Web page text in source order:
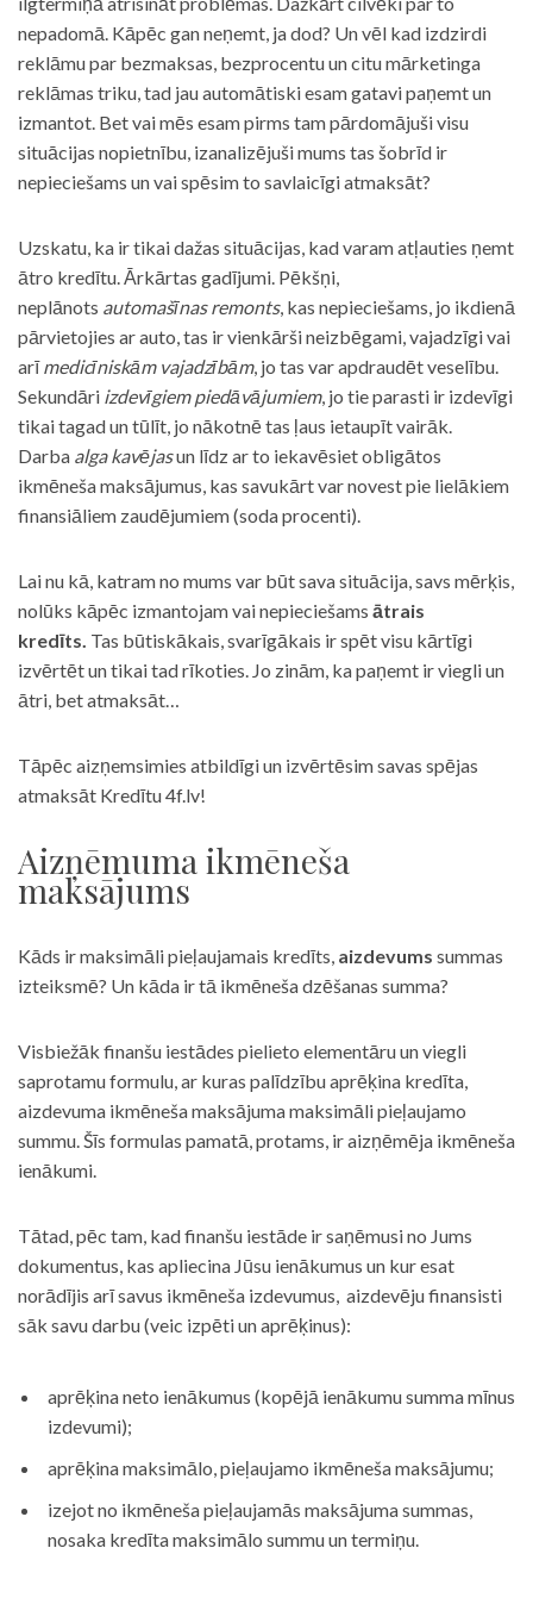
nepadomā. Kāpēc gan neņemt, ja dod? Un vēl kad izdzirdi
reklāmu par bezmaksas, bezprocentu un citu mārketinga
reklāmas triku, tad jau automātiski esam gatavi paņemt un
izmantot. Bet vai mēs esam pirms tam pārdomājuši visu
situācijas nopietnību, izanalizējuši mums tas šobrīd ir
nepieciešams un vai spēsim to savlaicīgi atmaksāt?
Uzskatu, ka ir tikai dažas situācijas, kad varam atļauties ņemt
ātro kredītu. Ārkārtas gadījumi. Pēkšņi,
neplānots automašīnas remonts, kas nepieciešams, jo ikdienā
pārvietojies ar auto, tas ir vienkārši neizbēgami, vajadzīgi vai
arīmedicīniskām vajadzībām, jo tas var apdraudēt veselību.
Sekundāri izdevīgiem piedāvājumiem, jo tie parasti ir izdevīgi
tikai tagad un tūlīt, jo nākotnē tas ļaus ietaupīt vairāk.
Darba alga kavējasun līdz ar to iekavēsiet obligātos
ikmēneša maksājumus, kas savukārt var novest pie lielākiem
finansiāliem zaudējumiem (soda procenti).
Lai nu kā, katram no mums var būt sava situācija, savs mērķis,
nolūks kāpēc izmantojam vai nepieciešams ātrais
kredīts. Tas būtiskākais, svarīgākais ir spēt visu kārtīgi
izvērtēt un tikai tad rīkoties. Jo zinām, ka paņemt ir viegli un
ātri, bet atmaksāt…
Tāpēc aizņemsimies atbildīgi un izvērtēsim savas spējas
atmaksāt Kredītu 4f.lv!
Aizņēmuma ikmēneša
maksājums
Kāds ir maksimāli pieļaujamais kredīts, aizdevums summas
izteiksmē? Un kāda ir tā ikmēneša dzēšanas summa?
Visbiežāk finanšu iestādes pielieto elementāru un viegli
saprotamu formulu, ar kuras palīdzību aprēķina kredīta,
aizdevuma ikmēneša maksājuma maksimāli pieļaujamo
summu. Šīs formulas pamatā, protams, ir aizņēmēja ikmēneša
ienākumi.
Tātad, pēc tam, kad finanšu iestāde ir saņēmusi no Jums
dokumentus, kas apliecina Jūsu ienākumus un kur esat
norādījis arī savus ikmēneša izdevumus, aizdevēju finansisti
sāk savu darbu (veic izpēti un aprēķinus):
aprēķina neto ienākumus (kopējā ienākumu summa mīnus
izdevumi);
aprēķina maksimālo, pieļaujamo ikmēneša maksājumu;
izejot no ikmēneša pieļaujamās maksājuma summas,
nosaka kredīta maksimālo summu un termiņu.